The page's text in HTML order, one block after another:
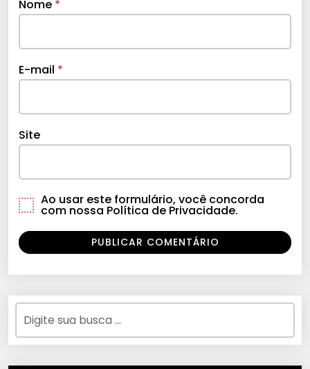
Nome *
E-mail *
Site
Ao usar este formulário, você concorda
com nossa Política de Privacidade.